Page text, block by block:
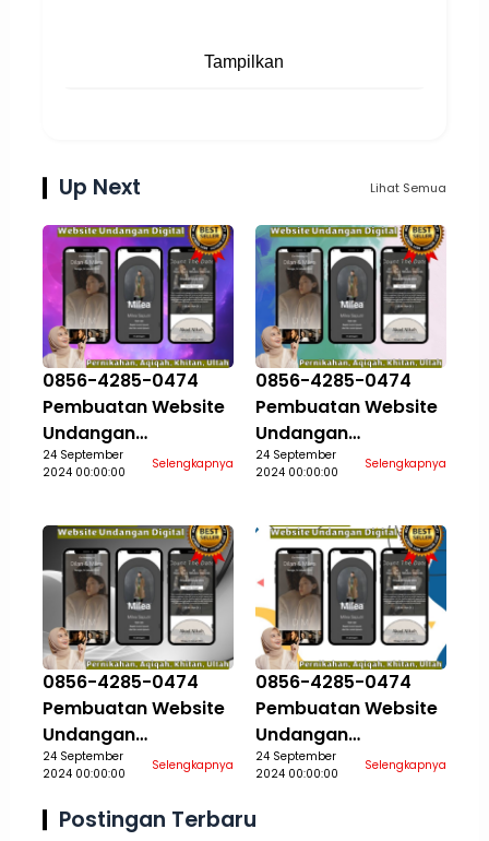
Tampilkan
Up Next Lihat Semua
0856-4285-0474
Pembuatan Website
Undangan
Pernikahan Aqiqah
24 September
2024 00:00:00
Selengkapnya
0856-4285-0474
Pembuatan Website
Undangan
Pernikahan Aqiqah
24 September
2024 00:00:00
Selengkapnya
0856-4285-0474
Pembuatan Website
Undangan
Pernikahan Aqiqah
Aceh Tamiang
24 September
2024 00:00:00
Selengkapnya
0856-4285-0474
Pembuatan Website
Undangan
Pernikahan Aqiqah
Aceh Tengah
24 September
2024 00:00:00
Selengkapnya
Postingan Terbaru